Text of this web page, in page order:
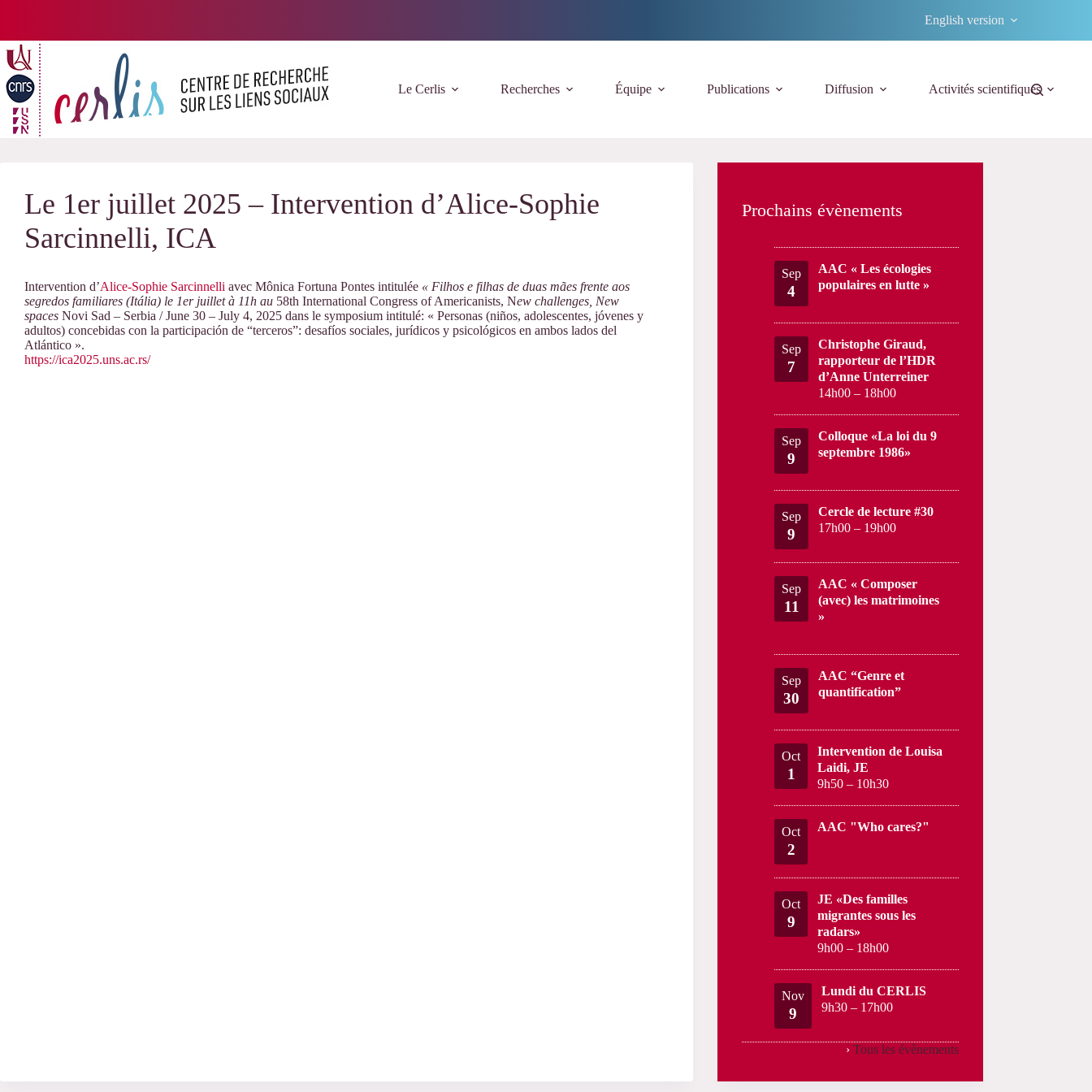
English version
Le Cerlis Recherches Équipe Publications Diffusion Activités scientifiques
Le 1er juillet 2025 – Intervention d’Alice-Sophie
Sarcinnelli, ICA
Intervention d’Alice-Sophie Sarcinnelli avec Mônica Fortuna Pontes intitulée « Filhos e filhas de duas mães frente aos
segredos familiares (Itália) le 1er juillet à 11h au 58th International Congress of Americanists, New challenges, New
spaces Novi Sad – Serbia / June 30 – July 4, 2025 dans le symposium intitulé: « Personas (niños, adolescentes, jóvenes y
adultos) concebidas con la participación de “terceros”: desafíos sociales, jurídicos y psicológicos en ambos lados del
Atlántico ».
https://ica2025.uns.ac.rs/
Prochains évènements
Sep
4
AAC « Les écologies
populaires en lutte »
Sep
7
Christophe Giraud,
rapporteur de l’HDR
d’Anne Unterreiner
14h00 – 18h00
Sep
9
Colloque «La loi du 9
septembre 1986»
Sep
9
Cercle de lecture #30
17h00 – 19h00
Sep
11
AAC « Composer
(avec) les matrimoines
»
Sep
30
AAC “Genre et
quantification”
Oct
1
Intervention de Louisa
Laidi, JE
9h50 – 10h30
Oct
2
AAC "Who cares?"
Oct
9
JE «Des familles
migrantes sous les
radars»
9h00 – 18h00
Nov
9
Lundi du CERLIS
9h30 – 17h00
› Tous les évènements